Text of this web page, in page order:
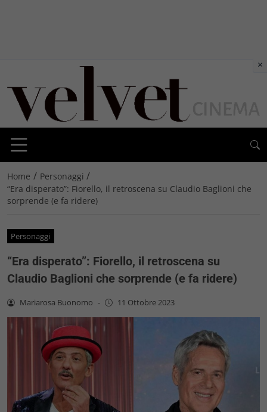
Home / Personaggi /
“Era disperato”: Fiorello, il retroscena su Claudio Baglioni che
sorprende (e fa ridere)
Personaggi
“Era disperato”: Fiorello, il retroscena su
Claudio Baglioni che sorprende (e fa ridere)
Mariarosa Buonomo - 11 Ottobre 2023
×